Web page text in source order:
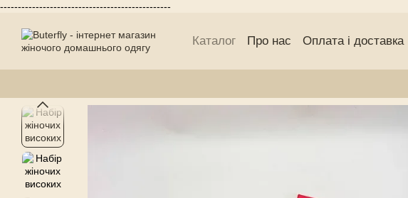
------------------------------------------------
Каталог Про нас Оплата і доставка